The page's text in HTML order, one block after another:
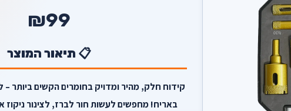
₪99
📋 תיאור המוצר
קידוח חלק, מהיר ומדויק בחומרים הקשים ביותר
באריח! מחפשים לעשות חור לברז, לצינור